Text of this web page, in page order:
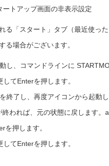
ートアップ画面の非表示設定
る「スタート」タブ（最近使っ
る場合がございます。
し、コマンドラインに
てEnterを押します。
終了し、再度アイコンから起動
終われば、元の状態に戻します
を押します。
てEnterを押します。